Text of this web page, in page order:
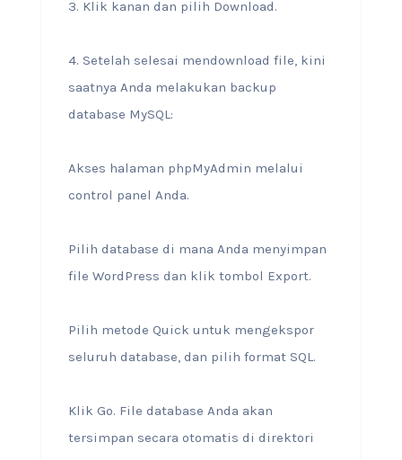
3. Klik kanan dan pilih Download.
4. Setelah selesai mendownload file, kini
saatnya Anda melakukan backup
database MySQL:
Akses halaman phpMyAdmin melalui
control panel Anda.
Pilih database di mana Anda menyimpan
file WordPress dan klik tombol Export.
Pilih metode Quick untuk mengekspor
seluruh database, dan pilih format SQL.
Klik Go. File database Anda akan
tersimpan secara otomatis di direktori